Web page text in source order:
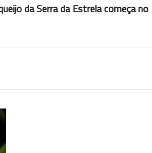
da Serra da Estrela começa no